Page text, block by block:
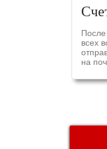
После
всех
на